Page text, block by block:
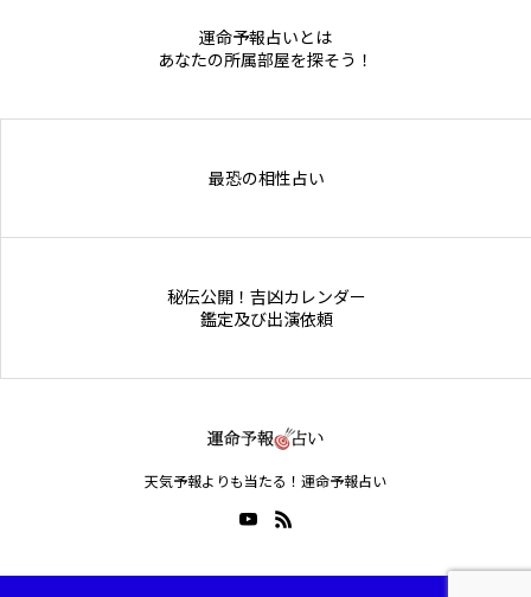
運命予報占いとは
あなたの所属部屋を探そう！
最恐の相性占い
秘伝公開！吉凶カレンダー
鑑定及び出演依頼
天気予報よりも当たる！運命予報占い